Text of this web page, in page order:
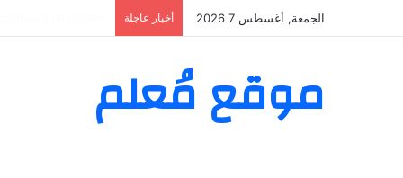
الجمعة, أغسطس 7 2026 أخبار عاجلة
موقع مُعلم